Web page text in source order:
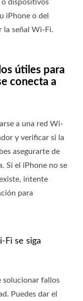
dispositivos
iPhone o del
la señal Wi-Fi.
útiles para
conecta a
a una red Wi-
y verificar si la
asegurarte de
Si el iPhone no se
intente
para
Fi se siga
solucionar fallos
Puedes dar el